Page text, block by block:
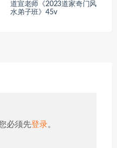
道宣老师《2023道家奇门风
水弟子班》45v
必须先登录。